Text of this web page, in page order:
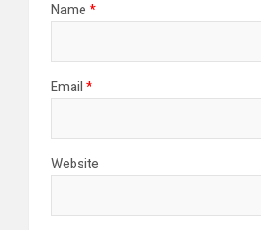
Name *
Email *
Website